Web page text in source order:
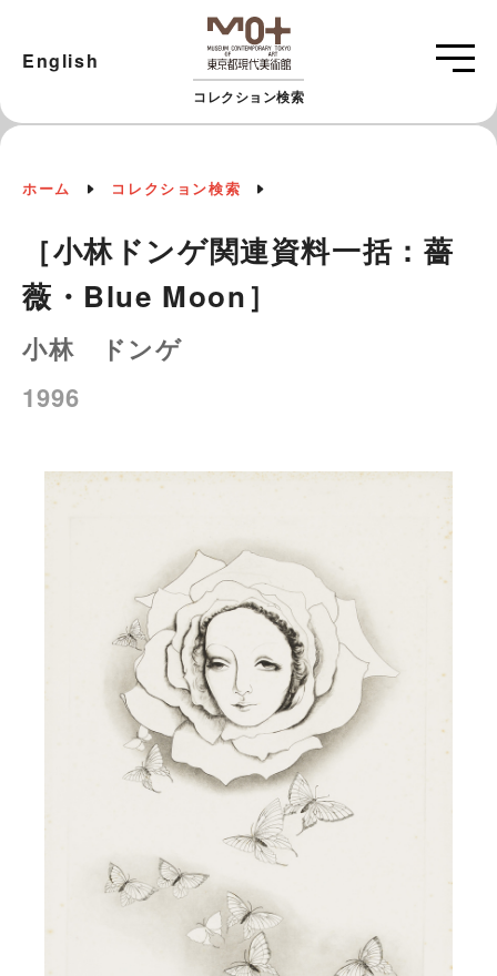
コレクション検索
English
ホーム コレクション検索
［小林ドンゲ関連資料一括：薔
薇・Blue Moon］
小林 ドンゲ
1996